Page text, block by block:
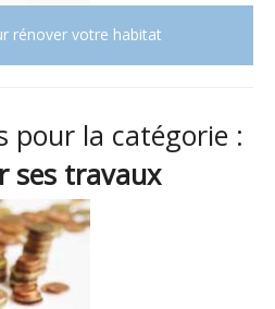
rénover votre habitat
pour la catégorie :
ses travaux